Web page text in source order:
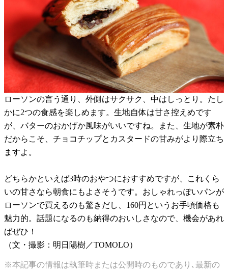
ローソンの言う通り、外側はサクサク、中はしっとり。たし
かに2つの食感を楽しめます。生地自体は甘さ控えめです
が、バターのおかげか風味がいいですね。また、生地が素朴
だからこそ、チョコチップとカスタードの甘みがより際立ち
ますよ。
どちらかといえば3時のおやつにおすすめですが、これくら
いの甘さなら朝食にもよさそうです。おしゃれっぽいパンが
ローソンで買えるのも驚きだし、160円というお手頃価格も
魅力的。話題になるのも納得のおいしさなので、機会があれ
ばぜひ！
（文・撮影：明日陽樹／TOMOLO）
※本記事の情報は執筆時または公開時のものであり､最新の